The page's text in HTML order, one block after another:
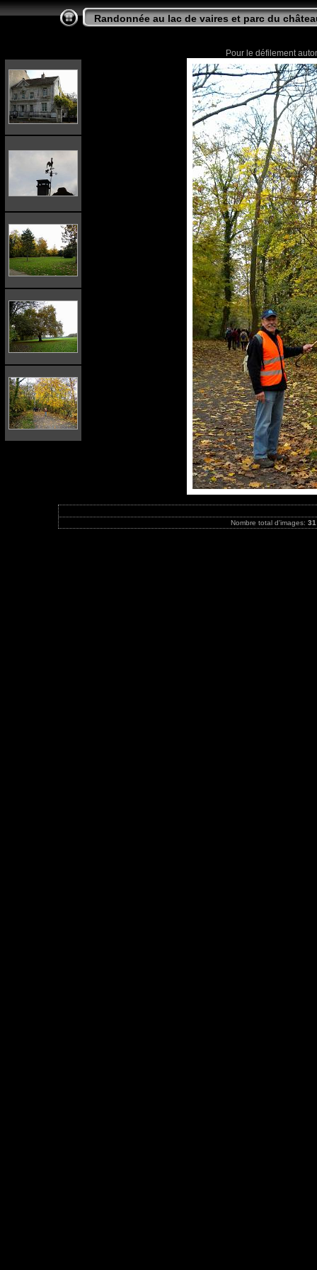
Randonnée au lac de vaires et parc du
Pour le défilement
Nombre total d'images: 31